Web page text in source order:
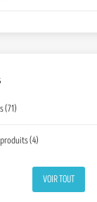
(71)
(4)
VOIR TOUT